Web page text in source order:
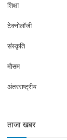
शिक्षा
टेक्नोलॉजी
संस्कृति
मौसम
अंतरराष्ट्रीय
ताजा खबर